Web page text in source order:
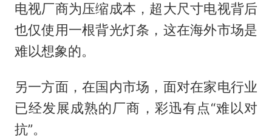
电视厂商为压缩成本，超大尺寸电视背后
也仅使用一根背光灯条，这在海外市场是
难以想象的。
另一方面，在国内市场，面对在家电行业
已经发展成熟的厂商，彩迅有点“难以对
抗”。